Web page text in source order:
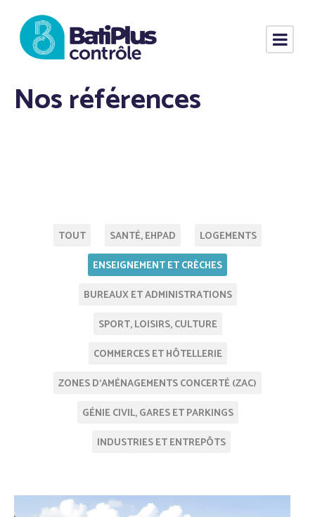
Nos références
TOUT SANTÉ, EHPAD
LOGEMENTS
ENSEIGNEMENT ET CRÈCHES
BUREAUX ET ADMINISTRATIONS
SPORT, LOISIRS, CULTURE
COMMERCES ET HÔTELLERIE
ZONES D'AMÉNAGEMENTS CONCERTÉ (ZAC)
GÉNIE CIVIL, GARES ET PARKINGS
INDUSTRIES ET ENTREPÔTS